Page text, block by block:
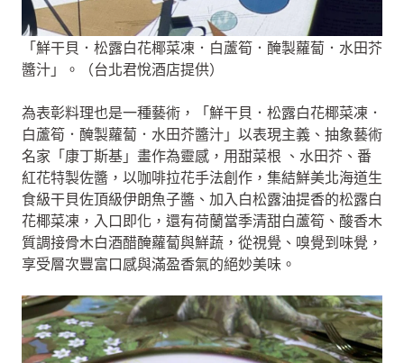
「鮮干貝．松露白花椰菜凍．白蘆筍．醃製蘿蔔．水田芥
醬汁」。（台北君悅酒店提供）
為表彰料理也是一種藝術，「鮮干貝．松露白花椰菜凍．
白蘆筍．醃製蘿蔔．水田芥醬汁」以表現主義、抽象藝術
名家「康丁斯基」畫作為靈感，用甜菜根 、水田芥、番
紅花特製佐醬，以咖啡拉花手法創作，集結鮮美北海道生
食級干貝佐頂級伊朗魚子醬、加入白松露油提香的松露白
花椰菜凍，入口即化，還有荷蘭當季清甜白蘆筍、酸香木
質調接骨木白酒醋醃蘿蔔與鮮蔬，從視覺、嗅覺到味覺，
享受層次豐富口感與滿盈香氣的絕妙美味。